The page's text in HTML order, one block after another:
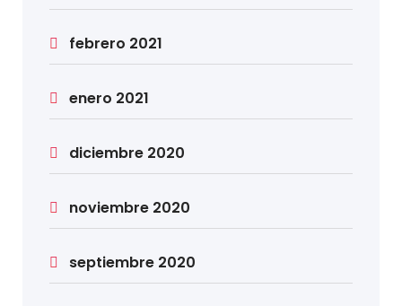
febrero 2021
enero 2021
diciembre 2020
noviembre 2020
septiembre 2020